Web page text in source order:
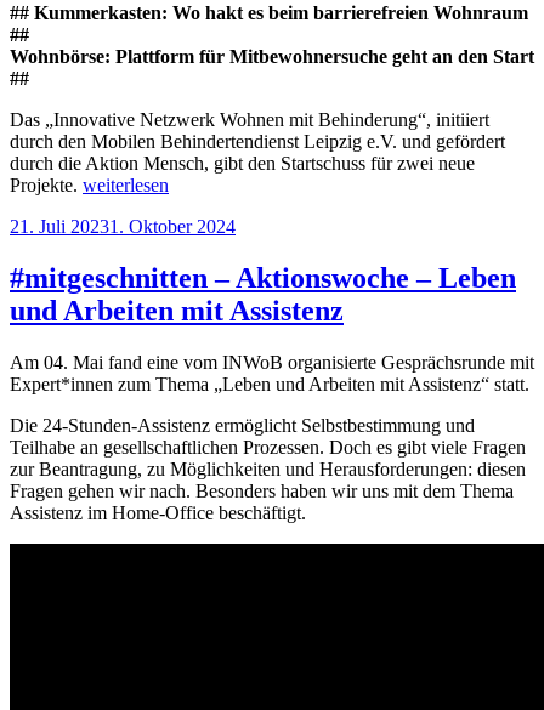
## Kummerkasten: Wo hakt es beim barrierefreien Wohnraum
##
Wohnbörse: Plattform für Mitbewohnersuche geht an den Start
##
Das „Innovative Netzwerk Wohnen mit Behinderung“, initiiert
durch den Mobilen Behindertendienst Leipzig e.V. und gefördert
durch die Aktion Mensch, gibt den Startschuss für zwei neue
Projekte. „Pressemitteilung:
wollen
wo
der
Schuh
weiterlesen
Veröffentlicht
21. Juli 20231. Oktober 2024
#mitgeschnitten – Aktionswoche – Leben
und Arbeiten mit Assistenz
Am 04. Mai fand eine vom INWoB organisierte Gesprächsrunde mit
Expert*innen zum Thema „Leben und Arbeiten mit Assistenz“ statt.
Die 24-Stunden-Assistenz ermöglicht Selbstbestimmung und
Teilhabe an gesellschaftlichen Prozessen. Doch es gibt viele Fragen
zur Beantragung, zu Möglichkeiten und Herausforderungen: diesen
Fragen gehen wir nach. Besonders haben wir uns mit dem Thema
Assistenz im Home-Office beschäftigt.